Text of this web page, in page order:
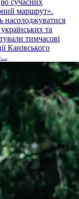
маршрут».
насолоджуватися
та
тимчасові
Канівського